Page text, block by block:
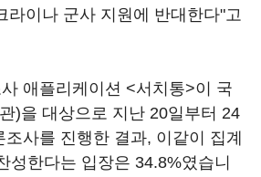
라이나 군사 지원에 반대한다"고
애플리케이션 <서치통>이 국
)을 대상으로 지난 20일부터 24
사를 진행한 결과, 이같이 집계
성한다는 입장은 34.8%였습니